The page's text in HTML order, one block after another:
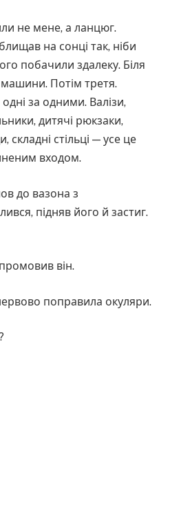
не мене, а ланцюг.
на сонці так, ніби
побачили здалеку. Біля
Потім третя.
за одними. Валізи,
дитячі рюкзаки,
складні стільці — усе це
входом.
до вазона з
підняв його й застиг.
він.
поправила окуляри.